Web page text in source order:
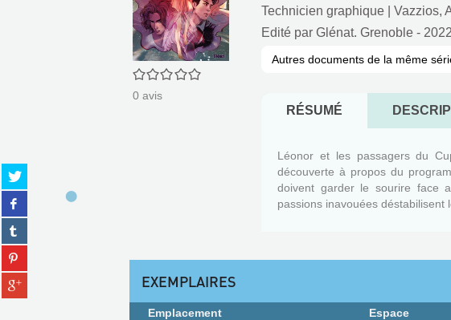
Partager
sur
twitter
(Nouvelle
fenêtre)
Partager
sur
facebook
(Nouvelle
fenêtre)
Partager
sur
tumblr
(Nouvelle
fenêtre)
Partager
sur
pinterest
(Nouvelle
Partager
sur
0/5
0 avis
Technicien graphique
Vazzios,
Edité par Glénat. Grenoble - 2022
Autres documents de la même
RÉSUMÉ
Léonor et les passagers du
découverte à propos du
doivent garder le sourire face
passions inavouées
EXEMPLAIRES
Emplacement Espace